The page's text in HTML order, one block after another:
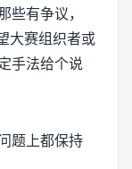
些有争议，
大赛组织者或
手法给个说
题上都保持